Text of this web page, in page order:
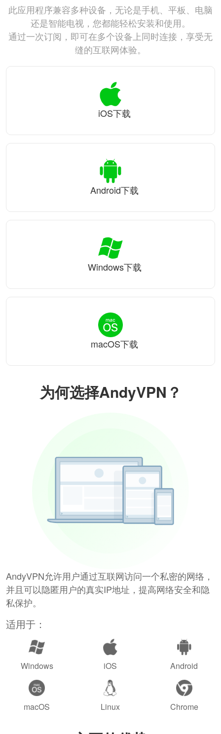
为何选择AndyVPN？
AndyVPN允许用户通过互联网访问一个私密的网络，
并且可以隐匿用户的真实IP地址，提高网络安全和隐
私保护。
适用于：
Windows iOS Android
macOS Linux Chrome
此应用程序兼容多种设备，无论是手机、平板、电脑
还是智能电视，您都能轻松安装和使用。
通过一次订阅，即可在多个设备上同时连接，享受无
缝的互联网体验。
iOS下载
Android下载
Windows下载
macOS下载